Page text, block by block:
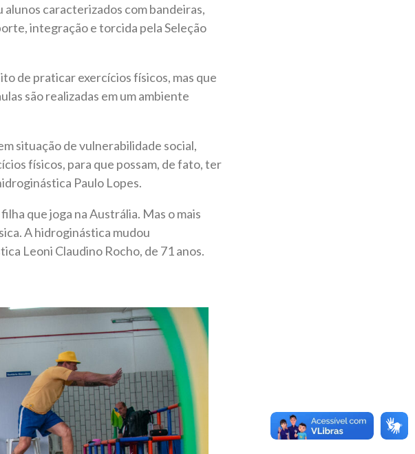
caracterizados com bandeiras,
integração e torcida pela Seleção
de praticar exercícios físicos, mas que
são realizadas em um ambiente
situação de vulnerabilidade social,
físicos, para que possam, de fato, ter
Paulo Lopes.
que joga na Austrália. Mas o mais
A hidroginástica mudou
Leoni Claudino Rocho, de 71 anos.